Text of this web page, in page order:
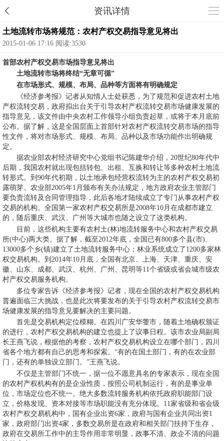
资讯详情
土地流转市场将规范：农村产权交易指导意见将出
2015-01-06 17:16 阅读:3530
首部农村产权交易市场指导意见将出
土地流转市场将终结“无章可循”
在市场形式、规模、布局、品种等方面将有明确规定
《经济参考报》记者从知情人士处获悉，为了规范和促进农村土地
产权流转交易，政府拟出台关于引导农村产权流转交易市场健康发展的
指导意见，该文件由中央农村工作领导小组负责起草，或将于本月底前
公布。据了解，这是全国层面上首部针对农村产权流转交易市场的指导
性文件，将对市场形式、规模、布局、品种以及市场功能作出明确规
定。
据农业部农村经济研究中心党组书记陈建华介绍，20世纪80年代中
后期，我国农村就出现包括转包、出租、互换和转让等多种农村土地流
转形式。到90年代初期，以土地承包经营权流转为主的农村产权交易初
露萌芽。农业部2005年1月颁布有关办法规定，地方政府农业主管部门
要负责流转及合同管理指导，此后各地才陆续成立了专门从事农村产权
交易的机构。全国第一家农村产权交易所是2008年10月在成都市建立
的，随后重庆、武汉、广州等大城市也随之设立了这类机构。
目前，这些机构主要有农村土(林)地流转服务中心和农村产权交易
所(中心)两大类。据了解，截至2012年底，全国已有800多个县(市)、
13000多个乡(镇)建立了土地流转服务中心；林业系统成立了1200多家林
权交易机构。到2014年10月底，全国有北京、上海、天津、重庆、安
徽、山东、成都、武汉、杭州、广州、昆明等11个省级或省会城市级农
村产权交易服务机构。
多位专家告诉《经济参考报》记者，现在全国的农村产权交易机构
普遍面临三大挑战，也是此次将要发布的关于引导农村产权流转交易市
场健康发展的指导意见要解决的主要问题。
首先是交易机构定位模糊。在四川广安华蓥市，随着土地确权颁证
的进行，农村产权交易机构的建立也提上了议事日程。该市农业局副局
长王燕飞说，根据他的考察，农村产权交易机构设立在哪个部门，四川
省各个地方都有自己的思考和探索。“有的在国土部门，有的在农业部
门，还有的单独设立部门。”王燕飞说。
不仅是主管部门不统一，据一位不愿意具名的专家表示，现在全国
的农村产权机构有的是企业性质，按照公司机制运行，有的是事业单
位，市场定位也不统一。绝大多数流转服务机构依托政府职能部门设
立，价格发现、资本对接等市场职能没有充分体现。11家省级和省会级
农村产权交易机构中，国有企业出资6家，政府与国有企业共同出资1
家，政府部门出资4家，多数交易所是在政府和相关部门扶持下生存，
政府在交易所工作中的主导作用非常明显，政事不清、政企不清的问题